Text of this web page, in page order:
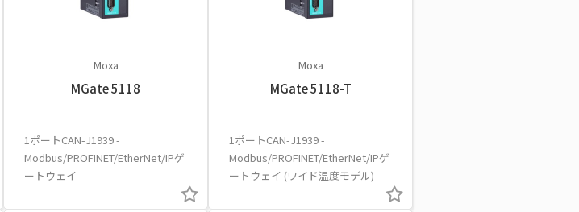
Moxa
MGate 5118
1ポートCAN-J1939 -
Modbus/PROFINET/EtherNet/IPゲ
ートウェイ
Moxa
MGate 5118-T
1ポートCAN-J1939 -
Modbus/PROFINET/EtherNet/IPゲ
ートウェイ (ワイド温度モデル)